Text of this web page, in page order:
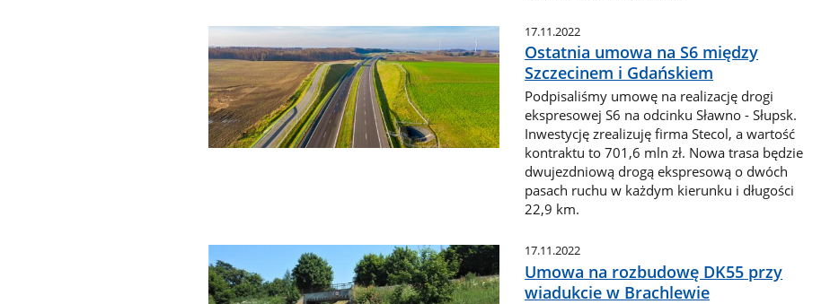
17.11.2022
Ostatnia umowa na S6 między
Szczecinem i Gdańskiem
Podpisaliśmy umowę na realizację drogi
ekspresowej S6 na odcinku Sławno - Słupsk.
Inwestycję zrealizuję firma Stecol, a wartość
kontraktu to 701,6 mln zł. Nowa trasa będzie
dwujezdniową drogą ekspresową o dwóch
pasach ruchu w każdym kierunku i długości
22,9 km.
17.11.2022
Umowa na rozbudowę DK55 przy
wiadukcie w Brachlewie